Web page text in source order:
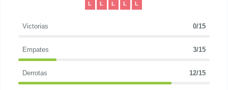
L L L L L
Victorias 0/15
Empates 3/15
Derrotas 12/15